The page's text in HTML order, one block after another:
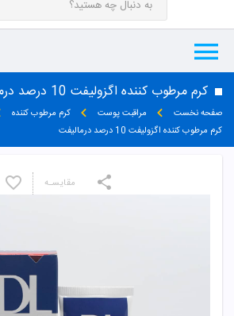
کرم مرطوب کننده اگزولیفت 10 درصد درمالیفت
صفحه نخست مراقبت پوست کرم مرطوب کننده
کرم مرطوب کننده اگزولیفت 10 درصد درمالیفت
مقایسـه